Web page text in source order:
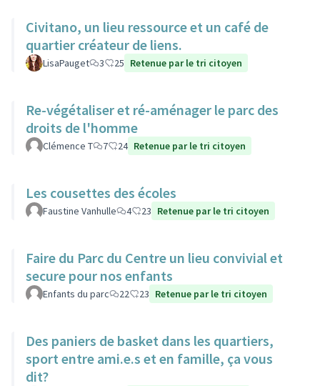
Civitano, un lieu ressource et un café de
quartier créateur de liens.
LisaPauget 3 25 Retenue par le tri citoyen
Re-végétaliser et ré-aménager le parc des
droits de l'homme
Clémence T 7 24 Retenue par le tri citoyen
Les cousettes des écoles
Faustine Vanhulle 4 23 Retenue par le tri citoyen
Faire du Parc du Centre un lieu convivial et
secure pour nos enfants
Enfants du parc 22 23 Retenue par le tri citoyen
Des paniers de basket dans les quartiers,
sport entre ami.e.s et en famille, ça vous
dit?